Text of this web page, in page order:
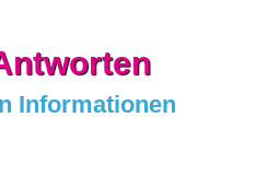
Informationen